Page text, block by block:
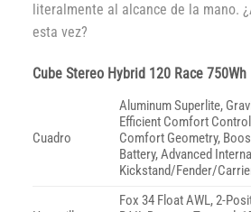
literalmente al alcance de la mano.
esta vez?
Cube Stereo Hybrid 120 Race 750Wh
Cuadro
Aluminum Superlite,
Efficient Comfort
Comfort Geometry,
Battery, Advanced
Kickstand/Fender/
Fox 34 Float AWL, 2-